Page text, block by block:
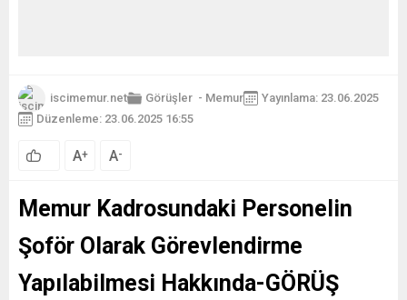
iscimemur.net Görüşler - Memur
Yayınlama: 23.06.2025
Düzenleme: 23.06.2025 16:55
A+ A-
Memur Kadrosundaki Personelin
Şoför Olarak Görevlendirme
Yapılabilmesi Hakkında-GÖRÜŞ